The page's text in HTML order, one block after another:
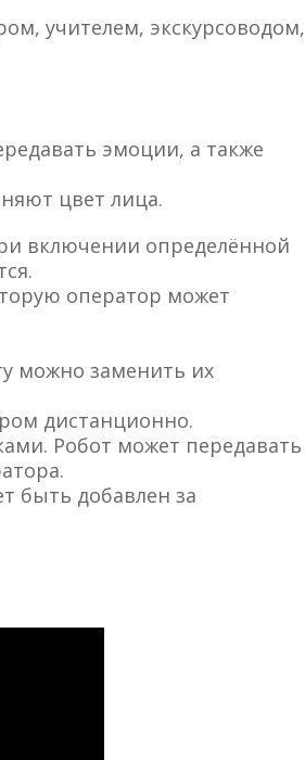
учителем, экскурсоводом,
эмоции, а также
цвет лица.
включении определённой
оператор может
можно заменить их
дистанционно.
Робот может передавать
быть добавлен за